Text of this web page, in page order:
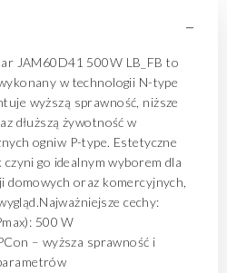
-
JAM60D41 500W LB_FB to
w technologii N-type
wyższą sprawność, niższe
dłuższą żywotność w
ogniw P-type. Estetyczne
go idealnym wyborem dla
domowych oraz komercyjnych,
cechy:
500 W
– wyższa sprawność i